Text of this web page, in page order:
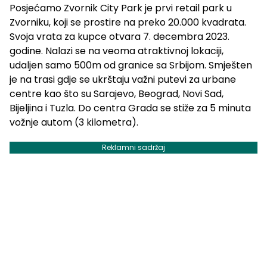
Posjećamo Zvornik City Park je prvi retail park u
Zvorniku, koji se prostire na preko 20.000 kvadrata.
Svoja vrata za kupce otvara 7. decembra 2023.
godine. Nalazi se na veoma atraktivnoj lokaciji,
udaljen samo 500m od granice sa Srbijom. Smješten
je na trasi gdje se ukrštaju važni putevi za urbane
centre kao što su Sarajevo, Beograd, Novi Sad,
Bijeljina i Tuzla. Do centra Grada se stiže za 5 minuta
vožnje autom (3 kilometra).
Reklamni sadržaj